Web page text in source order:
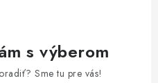
s výberom
Sme tu pre vás!